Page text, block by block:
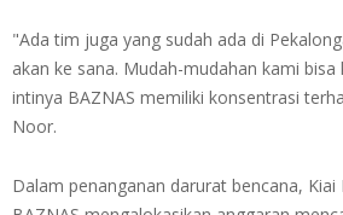
"Ada tim juga yang sudah ada di
akan ke sana. Mudah-mudahan kami
intinya BAZNAS memiliki konsentrasi
Noor.
Dalam penanganan darurat bencana,